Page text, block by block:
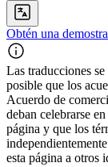
Obtén una
Las traducciones
posible que los
Acuerdo de
deban celebrarse
página y que los
esta página a otros